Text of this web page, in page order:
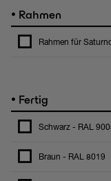
• Rahmen
Rahmen für
• Fertig
Schwarz - RAL
Braun - RAL 8019